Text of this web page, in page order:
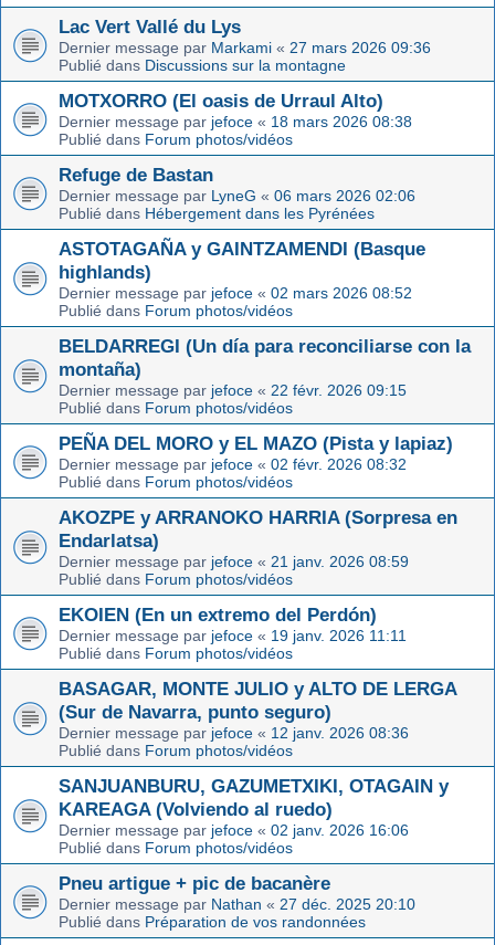
Lac Vert Vallé du Lys
Dernier message par Markami « 27 mars 2026 09:36
Publié dans Discussions sur la montagne
MOTXORRO (El oasis de Urraul Alto)
Dernier message par jefoce « 18 mars 2026 08:38
Publié dans Forum photos/vidéos
Refuge de Bastan
Dernier message par LyneG « 06 mars 2026 02:06
Publié dans Hébergement dans les Pyrénées
ASTOTAGAÑA y GAINTZAMENDI (Basque
highlands)
Dernier message par jefoce « 02 mars 2026 08:52
Publié dans Forum photos/vidéos
BELDARREGI (Un día para reconciliarse con la
montaña)
Dernier message par jefoce « 22 févr. 2026 09:15
Publié dans Forum photos/vidéos
PEÑA DEL MORO y EL MAZO (Pista y lapiaz)
Dernier message par jefoce « 02 févr. 2026 08:32
Publié dans Forum photos/vidéos
AKOZPE y ARRANOKO HARRIA (Sorpresa en
Endarlatsa)
Dernier message par jefoce « 21 janv. 2026 08:59
Publié dans Forum photos/vidéos
EKOIEN (En un extremo del Perdón)
Dernier message par jefoce « 19 janv. 2026 11:11
Publié dans Forum photos/vidéos
BASAGAR, MONTE JULIO y ALTO DE LERGA
(Sur de Navarra, punto seguro)
Dernier message par jefoce « 12 janv. 2026 08:36
Publié dans Forum photos/vidéos
SANJUANBURU, GAZUMETXIKI, OTAGAIN y
KAREAGA (Volviendo al ruedo)
Dernier message par jefoce « 02 janv. 2026 16:06
Publié dans Forum photos/vidéos
Pneu artigue + pic de bacanère
Dernier message par Nathan « 27 déc. 2025 20:10
Publié dans Préparation de vos randonnées